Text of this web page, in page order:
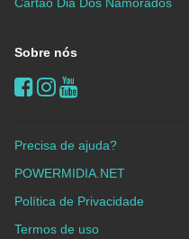
Sobre nós
Precisa de ajuda?
POWERMIDIA.NET
Política de Privacidade
Termos de uso